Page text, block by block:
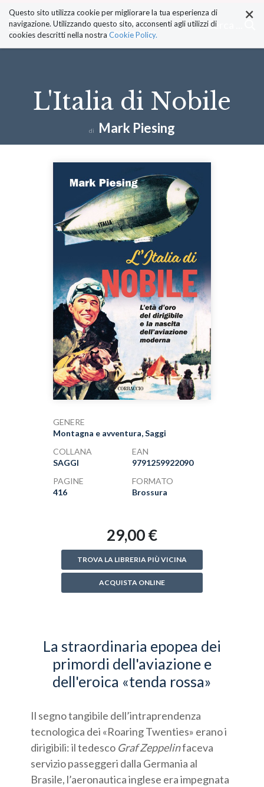
ai
contenuti.
|
Salta
Cerca ... ×
Questo sito utilizza cookie per migliorare la tua esperienza di
navigazione. Utilizzando questo sito, acconsenti agli utilizzi di
cookies descritti nella nostra Cookie Policy.
L'Italia di Nobile
di Mark Piesing
GENERE
Montagna e avventura, Saggi
COLLANA
SAGGI
EAN
9791259922090
PAGINE
416
FORMATO
Brossura
29,00 €
TROVA LA LIBRERIA PIÙ VICINA
ACQUISTA ONLINE
La straordinaria epopea dei
primordi dell'aviazione e
dell'eroica «tenda rossa»
Il segno tangibile dell’intraprendenza
tecnologica dei «Roaring Twenties» erano i
dirigibili: il tedesco Graf Zeppelinfaceva
servizio passeggeri dalla Germania al
Brasile, l’aeronautica inglese era impegnata